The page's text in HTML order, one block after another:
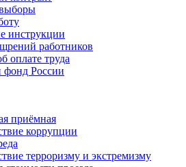
инструкции
работников
оплате труда
России
приёмная
коррупции
терроризму и экстремизму